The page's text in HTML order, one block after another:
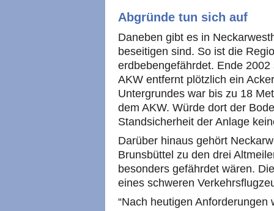
Abgründe tun sich auf
Daneben gibt es in
beseitigen sind. So ist die
erdbebengefährdet. Ende
AKW entfernt plötzlich ein
Untergrundes war bis zu 18
dem AKW. Würde dort der
Standsicherheit der Anlage
Darüber hinaus gehört
Brunsbüttel zu den drei
besonders gefährdet wären.
eines schweren
“Nach heutigen